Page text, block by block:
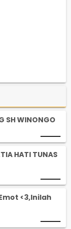
SH WINONGO
HATI TUNAS
<3,Inilah